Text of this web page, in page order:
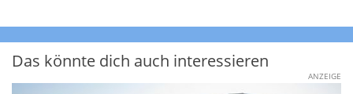
Das könnte dich auch interessieren
ANZEIGE